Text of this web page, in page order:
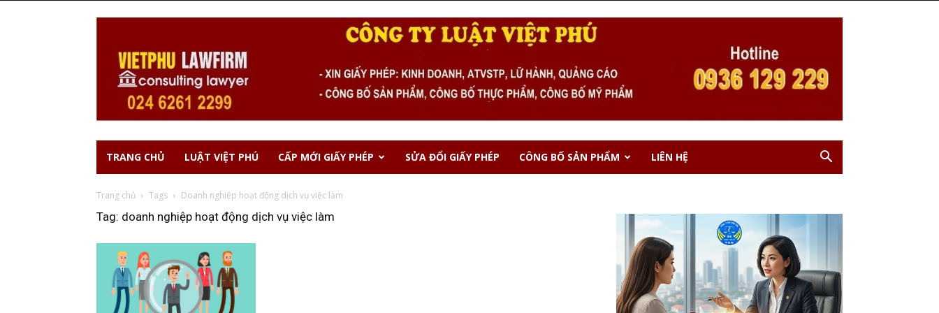
TRANG CHỦ LUẬT VIỆT PHÚ CẤP MỚI GIẤY PHÉP SỬA ĐỔI GIẤY PHÉP CÔNG BỐ SẢN PHẨM LIÊN HỆ
Trang chủ Tags Doanh nghiệp hoạt động dịch vụ việc làm
Tag: doanh nghiệp hoạt động dịch vụ việc làm